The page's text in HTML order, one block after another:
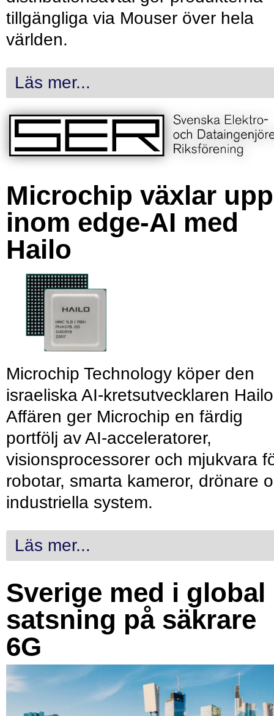
tillgängliga via Mouser över hela
världen.
Läs mer...
Microchip växlar upp
inom edge-AI med
Hailo
Microchip Technology köper den
israeliska AI-kretsutvecklaren
Affären ger Microchip en färdig
portfölj av AI-acceleratorer,
visionsprocessorer och mjukvara
robotar, smarta kameror, drönare
industriella system.
Läs mer...
Sverige med i global
satsning på säkrare
6G